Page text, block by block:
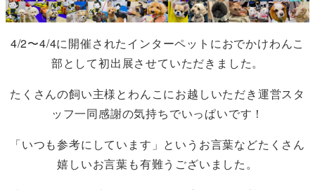
4/2〜4/4に開催されたインターペットにおでかけわんこ
部として初出展させていただきました。
たくさんの飼い主様とわんこにお越しいただき運営スタ
ッフ一同感謝の気持ちでいっぱいです！
「いつも参考にしています」というお言葉などたくさん
嬉しいお言葉も有難うございました。